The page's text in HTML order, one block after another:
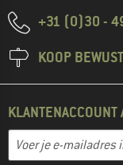
+31 (0)30 -
KOOP BEWUST
KLANTENACCOUNT
E-mailadres
Vul je e-mailadres